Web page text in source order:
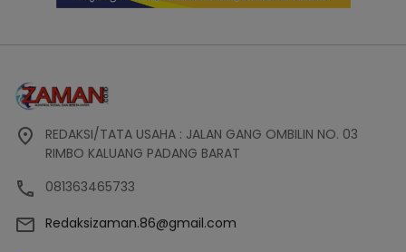
REDAKSI/TATA USAHA : JALAN GANG OMBILIN NO. 03
RIMBO KALUANG PADANG BARAT
081363465733
Redaksizaman.86@gmail.com